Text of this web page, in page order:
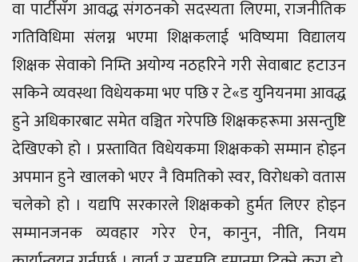
वा पार्टीसँग आवद्ध संगठनको सदस्यता लिएमा, राजनीतिक
गतिविधिमा संलग्न भएमा शिक्षकलाई भविष्यमा विद्यालय
शिक्षक सेवाको निम्ति अयोग्य नठहरिने गरी सेवाबाट हटाउन
सकिने व्यवस्था विधेयकमा भए पछि र टे«ड युनियनमा आवद्ध
हुने अधिकारबाट समेत वञ्चित गरेपछि शिक्षकहरूमा असन्तुष्टि
देखिएको हो । प्रस्तावित विधेयकमा शिक्षकको सम्मान होइन
अपमान हुने खालको भएर नै विमतिको स्वर, विरोधको वतास
चलेको हो । यद्यपि सरकारले शिक्षकको हुर्मत लिएर होइन
सम्मानजनक व्यवहार गरेर ऐन, कानुन, नीति, नियम